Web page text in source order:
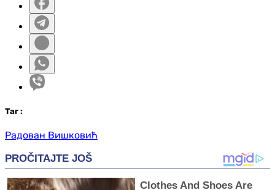
Таг :
Радован Вишковић